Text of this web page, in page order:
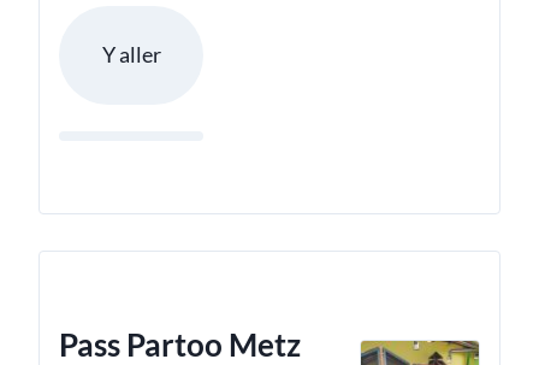
Y aller
Pass Partoo Metz